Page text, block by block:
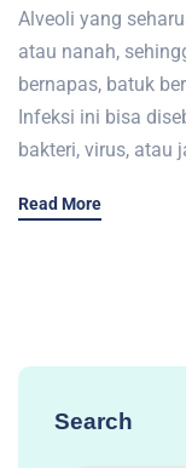
Alveoli yang
atau nanah,
bernapas, batuk
Infeksi ini bisa
bakteri, virus, atau
Read More
Search